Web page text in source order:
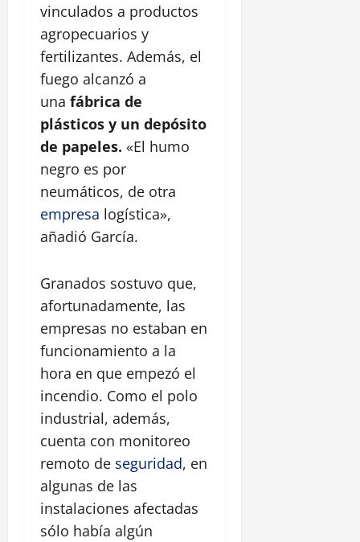
vinculados a productos
agropecuarios y
fertilizantes. Además, el
fuego alcanzó a
una fábrica de
plásticos y un depósito
de papeles. «El humo
negro es por
neumáticos, de otra
empresa logística»,
añadió García.
Granados sostuvo que,
afortunadamente, las
empresas no estaban en
funcionamiento a la
hora en que empezó el
incendio. Como el polo
industrial, además,
cuenta con monitoreo
remoto de seguridad, en
algunas de las
instalaciones afectadas
sólo había algún